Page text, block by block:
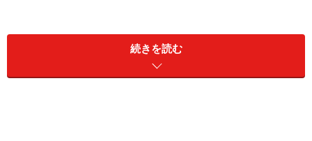
副作用はほとんどの薬にあるものです。医療従事者は添
続きを読む